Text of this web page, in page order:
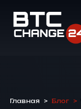
Главная > Блог >